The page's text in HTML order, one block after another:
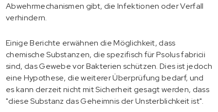
Abwehrmechanismen gibt, die Infektionen oder Verfall
verhindern.
Einige Berichte erwähnen die Möglichkeit, dass
chemische Substanzen, die spezifisch für Psolus fabricii
sind, das Gewebe vor Bakterien schützen. Dies ist jedoch
eine Hypothese, die weiterer Überprüfung bedarf, und
es kann derzeit nicht mit Sicherheit gesagt werden, dass
"diese Substanz das Geheimnis der Unsterblichkeit ist".